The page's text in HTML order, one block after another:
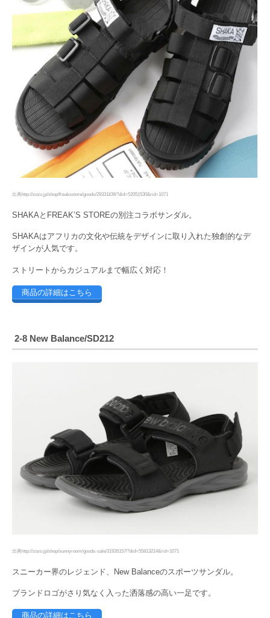
出典http://zozo.jp/shop/freaksstore/goods/29331109/?did=52051530&rid=1071
SHAKAとFREAK’S STOREの別注コラボサンダル。
SHAKAはアフリカの文化や伝統をデザインに取り入れた独創的なデ
ザインが人気です。
ストリートからカジュアルまで幅広く対応！
商品の詳細はこちら
2-8 New Balance/SD212
出典http://zozo.jp/shop/sunnyroom/goods-sale/31926157/?did=55813214&rid=1071
スニーカー界のレジェンド、New Balanceのスポーツサンダル。
ブランドロゴがさり気なく入った洒落感の高い一足です。
商品の詳細はこちら